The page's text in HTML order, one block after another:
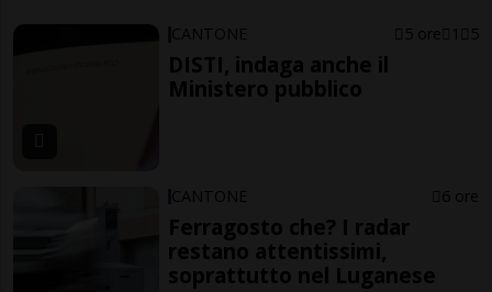
CANTONE 5 ore 1 5
DISTI, indaga anche il
Ministero pubblico
CANTONE 6 ore
Ferragosto che? I radar
restano attentissimi,
soprattutto nel Luganese